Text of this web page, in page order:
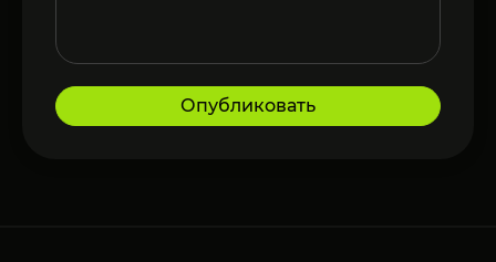
Опубликовать